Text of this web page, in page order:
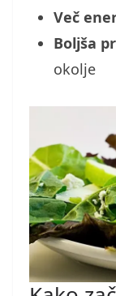
Več
Boljša
okolje